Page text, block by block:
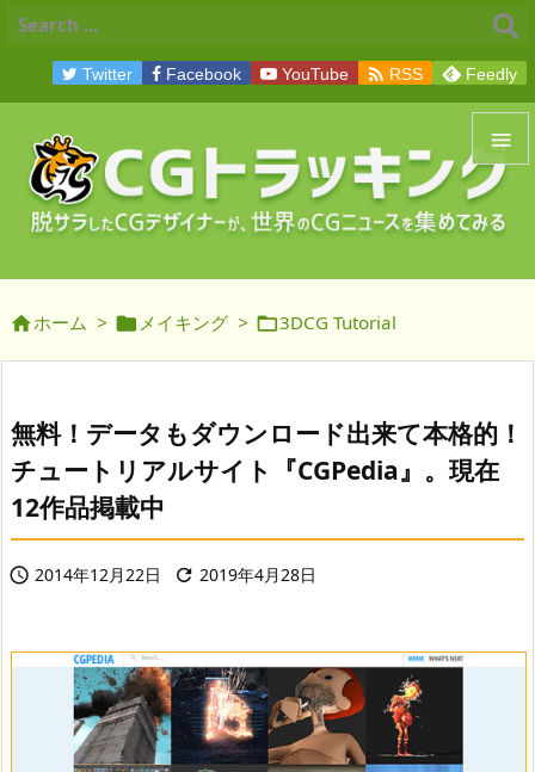


メニュ
前へ
次へ

Twitter Facebook YouTube  RSS Feedly
ホーム >  メイキング > 3DCG Tutorial
無料！データもダウンロード出来て本格的！
チュートリアルサイト『CGPedia』。現在
12作品掲載中
 2014年12月22日  2019年4月28日